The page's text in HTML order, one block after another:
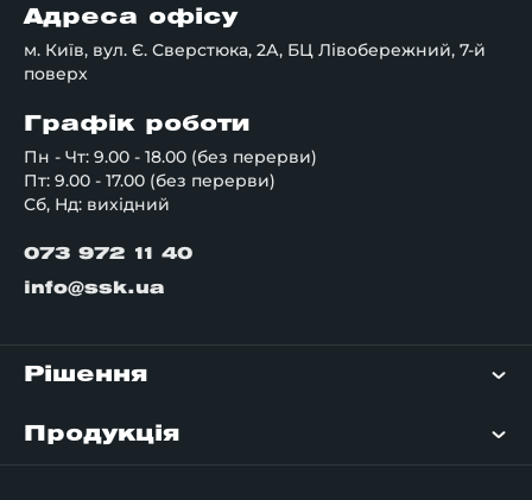
Адреса офісу
м. Київ, вул. Є. Сверстюка, 2А, БЦ Лівобережний, 7-й
поверх
Графік роботи
Пн - Чт: 9.00 - 18.00 (без перерви)
Пт: 9.00 - 17.00 (без перерви)
Сб, Нд: вихідний
073 972 11 40
info@ssk.ua
Рішення
Продукція